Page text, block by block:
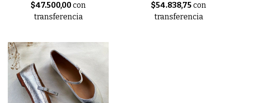
$47.500,00con
transferencia
$54.838,75 con
transferencia